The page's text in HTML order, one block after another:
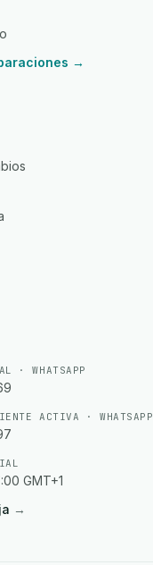
→
· WHATSAPP
ACTIVA · WHATSAPP
GMT+1
→